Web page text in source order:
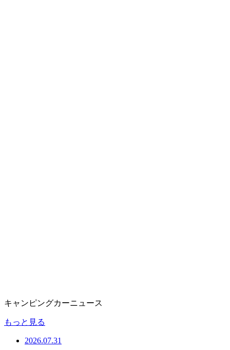
キャンピングカーニュース
もっと見る
2026.07.31